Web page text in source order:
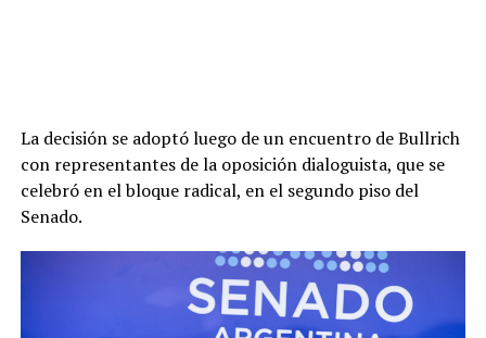
La decisión se adoptó luego de un encuentro de Bullrich
con representantes de la oposición dialoguista, que se
celebró en el bloque radical, en el segundo piso del
Senado.